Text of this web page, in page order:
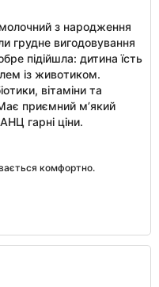
з народження
грудне вигодовування
підійшла: дитина їсть
із животиком.
вітаміни та
приємний м’який
гарні ціни.
комфортно.